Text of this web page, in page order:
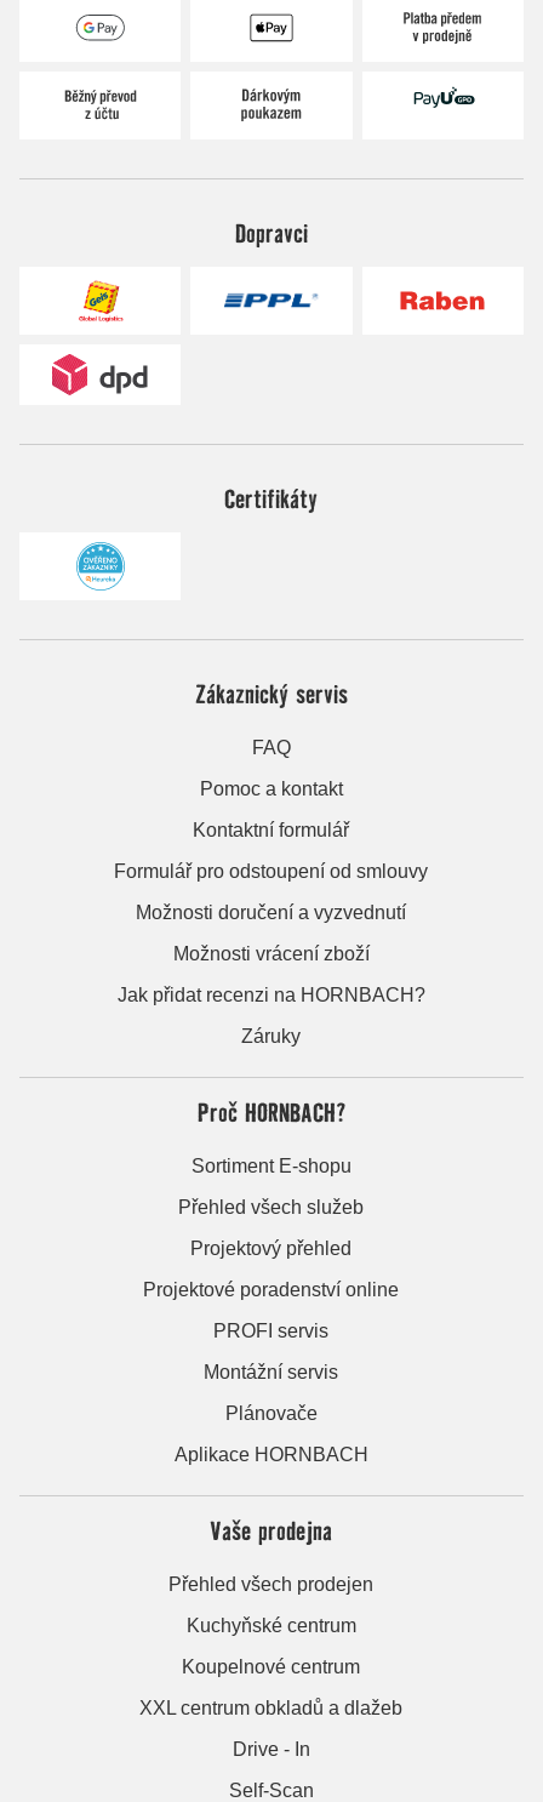
Dopravci
Certifikáty
Zákaznický servis
FAQ
Pomoc a kontakt
Kontaktní formulář
Formulář pro odstoupení od smlouvy
Možnosti doručení a vyzvednutí
Možnosti vrácení zboží
Jak přidat recenzi na HORNBACH?
Záruky
Proč HORNBACH?
Sortiment E-shopu
Přehled všech služeb
Projektový přehled
Projektové poradenství online
PROFI servis
Montážní servis
Plánovače
Aplikace HORNBACH
Vaše prodejna
Přehled všech prodejen
Kuchyňské centrum
Koupelnové centrum
XXL centrum obkladů a dlažeb
Drive - In
Self-Scan